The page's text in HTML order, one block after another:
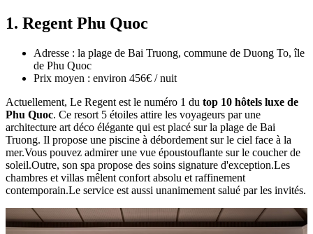
1. Regent Phu Quoc
Adresse : la plage de Bai Truong, commune de Duong To, île
de Phu Quoc
Prix moyen : environ 456€ / nuit
Actuellement, Le Regent est le numéro 1 du top 10 hôtels luxe de
Phu Quoc. Ce resort 5 étoiles attire les voyageurs par une
architecture art déco élégante qui est placé sur la plage de Bai
Truong. Il propose une piscine à débordement sur le ciel face à la
mer.Vous pouvez admirer une vue époustouflante sur le coucher de
soleil.Outre, son spa propose des soins signature d'exception.Les
chambres et villas mêlent confort absolu et raffinement
contemporain.Le service est aussi unanimement salué par les invités.